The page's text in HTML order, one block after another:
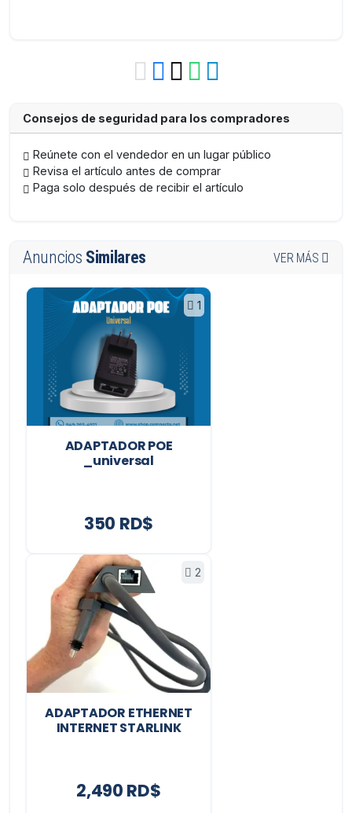
Consejos de seguridad para los compradores
Reúnete con el vendedor en un lugar público
Revisa el artículo antes de comprar
Paga solo después de recibir el artículo
Anuncios Similares VER MÁS
1
ADAPTADOR POE
_universal
350 RD$
2
ADAPTADOR ETHERNET
INTERNET STARLINK
2,490 RD$